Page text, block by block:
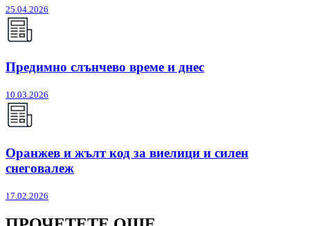
25.04.2026
Предимно слънчево време и днес
10.03.2026
Оранжев и жълт код за виелици и силен
снеговалеж
17.02.2026